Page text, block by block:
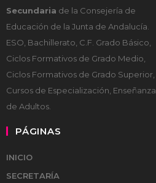
Secundaria de la Consejería de
Educación de la Junta de Andalucía.
ESO, Bachillerato, C.F. Grado Básico,
Ciclos Formativos de Grado Medio,
Ciclos Formativos de Grado Superior,
Cursos de Especialización, Enseñanza
de Adultos.
PÁGINAS
INICIO
SECRETARÍA